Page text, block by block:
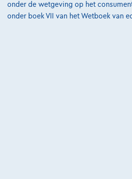
onder de wetgeving op het
onder boek VII van het Wetboek van